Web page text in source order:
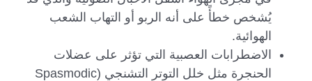
يُشخص خطأً على أنه الربو أو التهاب الشعب
الهوائية.
الاضطرابات العصبية التي تؤثر على عضلات
الحنجرة مثل خلل التوتر التشنجي (Spasmodic